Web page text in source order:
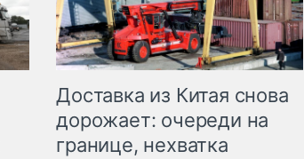
Доставка из Китая снова
дорожает: очереди на
границе, нехватка